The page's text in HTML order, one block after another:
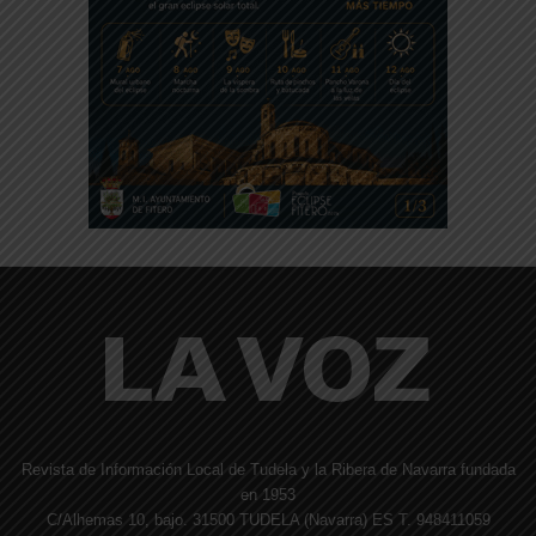
Revista de Información Local de Tudela y la Ribera de Navarra fundada
en 1953
C/Alhemas 10, bajo. 31500 TUDELA (Navarra) ES T. 948411059